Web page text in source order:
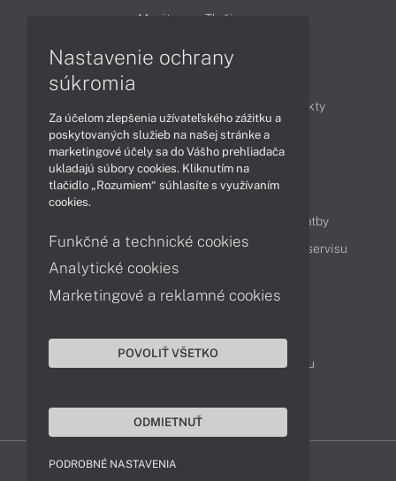
Monitory
Tlačiarne
Produkty
Technológie
Videá
Obsah
Možnosti doručenia a platby
Podpora a servis
Servisné služby Cenník servisu
Kontakty
043 4224 771
Obchodné oddelenie
Reklamácia tovaru
Nastavenie ochrany
súkromia
Za účelom zlepšenia užívateľského zážitku a
poskytovaných služieb na našej stránke a
marketingové účely sa do Vášho prehliadača
ukladajú súbory cookies. Kliknutím na
tlačidlo „Rozumiem“ súhlasíte s využívaním
cookies.
Funkčné a technické cookies
Analytické cookies
Marketingové a reklamné cookies
POVOLIŤ VŠETKO
ODMIETNUŤ
PODROBNÉ NASTAVENIA